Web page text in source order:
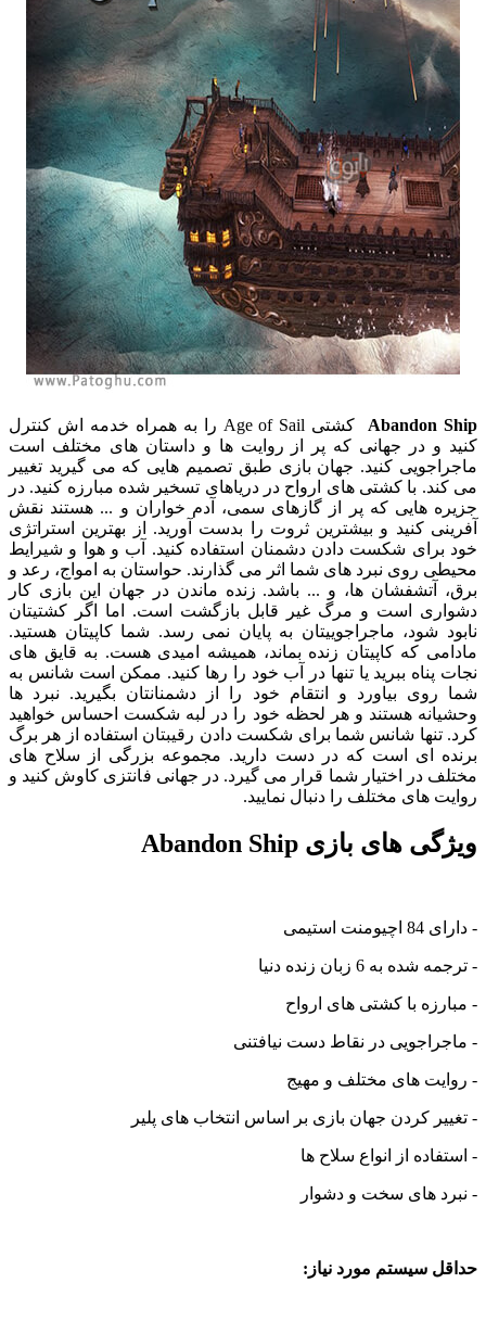
Abandon Ship
کشتی Age of Sail را به همراه خدمه اش کنترل
کنید و در جهانی که پر از روایت ها و داستان های مختلف است
ماجراجویی کنید. جهان بازی طبق تصمیم هایی که می گیرید تغییر
می کند. با کشتی های ارواح در دریاهای تسخیر شده مبارزه کنید. در
جزیره هایی که پر از گازهای سمی، آدم خواران و ... هستند نقش
آفرینی کنید و بیشترین ثروت را بدست آورید. از بهترین استراتژی
خود برای شکست دادن دشمنان استفاده کنید. آب و هوا و شیرایط
محیطی روی نبرد های شما اثر می گذارند. حواستان به امواج، رعد و
برق، آتشفشان ها، و ... باشد. زنده ماندن در جهان این بازی کار
دشواری است و مرگ غیر قابل بازگشت است. اما اگر کشتیتان
نابود شود، ماجراجوییتان به پایان نمی رسد. شما کاپیتان هستید.
مادامی که کاپیتان زنده بماند، همیشه امیدی هست. به قایق های
نجات پناه ببرید یا تنها در آب خود را رها کنید. ممکن است شانس به
شما روی بیاورد و انتقام خود را از دشمنانتان بگیرید. نبرد ها
وحشیانه هستند و هر لحظه خود را در لبه شکست احساس خواهید
کرد. تنها شانس شما برای شکست دادن رقیبتان استفاده از هر برگ
برنده ای است که در دست دارید. مجموعه بزرگی از سلاح های
مختلف در اختیار شما قرار می گیرد. در جهانی فانتزی کاوش کنید و
روایت های مختلف را دنبال نمایید.
ویژگی های بازی Abandon Ship
- دارای 84 اچیومنت استیمی
- ترجمه شده به 6 زبان زنده دنیا
- مبارزه با کشتی های ارواح
- ماجراجویی در نقاط دست نیافتنی
- روایت های مختلف و مهیج
- تغییر کردن جهان بازی بر اساس انتخاب های پلیر
- استفاده از انواع سلاح ها
- نبرد های سخت و دشوار
حداقل سیستم مورد نیاز: